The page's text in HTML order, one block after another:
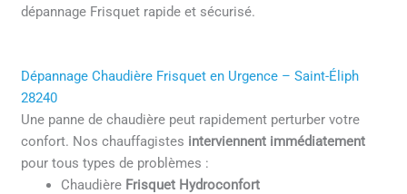
dépannage Frisquet rapide et sécurisé.
Dépannage Chaudière Frisquet en Urgence – Saint-Éliph
28240
Une panne de chaudière peut rapidement perturber votre
confort. Nos chauffagistes interviennent immédiatement
pour tous types de problèmes :
Chaudière Frisquet Hydroconfort